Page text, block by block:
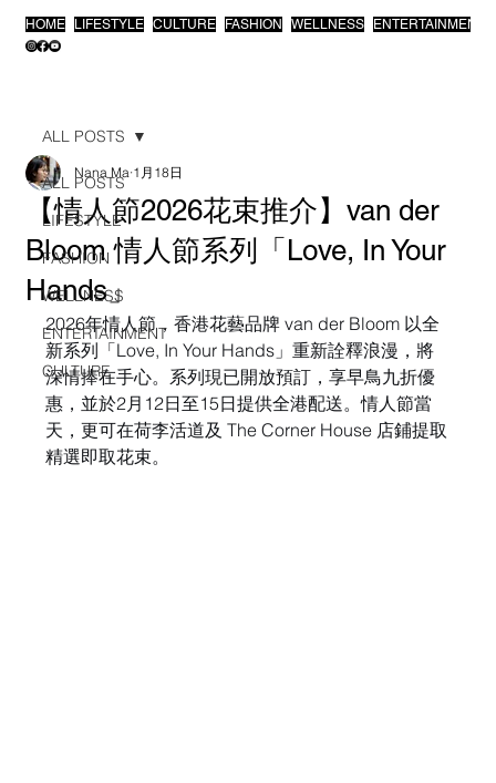
HOME LIFESTYLE CULTURE FASHION WELLNESS ENTERTAINMENT
ALL POSTS
LIFESTYLE
FASHION
WELLNESS
ENTERTAINMENT
CULTURE
ALL POSTS
【情人節2026花束推介】van der
Bloom 情人節系列「Love, In Your
Hands」
Nana Ma 1月18日
2026年情人節，香港花藝品牌 van der Bloom 以全
新系列「Love, In Your Hands」重新詮釋浪漫，將
深情捧在手心。系列現已開放預訂，享早鳥九折優
惠，並於2月12日至15日提供全港配送。情人節當
天，更可在荷李活道及 The Corner House 店鋪提取
精選即取花束。